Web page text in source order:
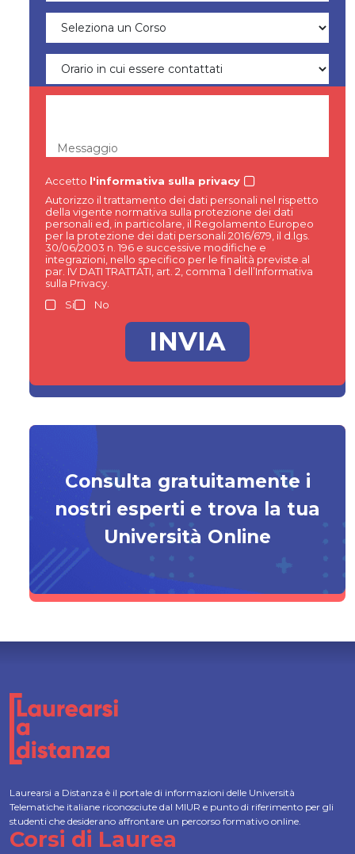
Messaggio
Accetto l'informativa sulla privacy
Autorizzo il trattamento dei dati personali nel rispetto
della vigente normativa sulla protezione dei dati
personali ed, in particolare, il Regolamento Europeo
per la protezione dei dati personali 2016/679, il d.lgs.
30/06/2003 n. 196 e successive modifiche e
integrazioni, nello specifico per le finalità previste al
par. IV DATI TRATTATI, art. 2, comma 1 dell’Informativa
sulla Privacy.
Si
No
Consulta gratuitamente i
nostri esperti e trova la tua
Università Online
Laurearsi a Distanza è il portale di informazioni delle Università
Telematiche italiane riconosciute dal MIUR e punto di riferimento per gli
studenti che desiderano affrontare un percorso formativo online.
Corsi di Laurea